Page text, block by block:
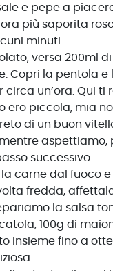
e pepe a
più saporita
minuti.
versa 200ml di
Copri la pentola
circa un’ora. Qui ti
ero piccola, mia
di un buon
aspettiamo,
successivo.
la carne dal fuoco
fredda,
la salsa
100g di
insieme fino a